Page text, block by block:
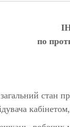
по
загальний стан